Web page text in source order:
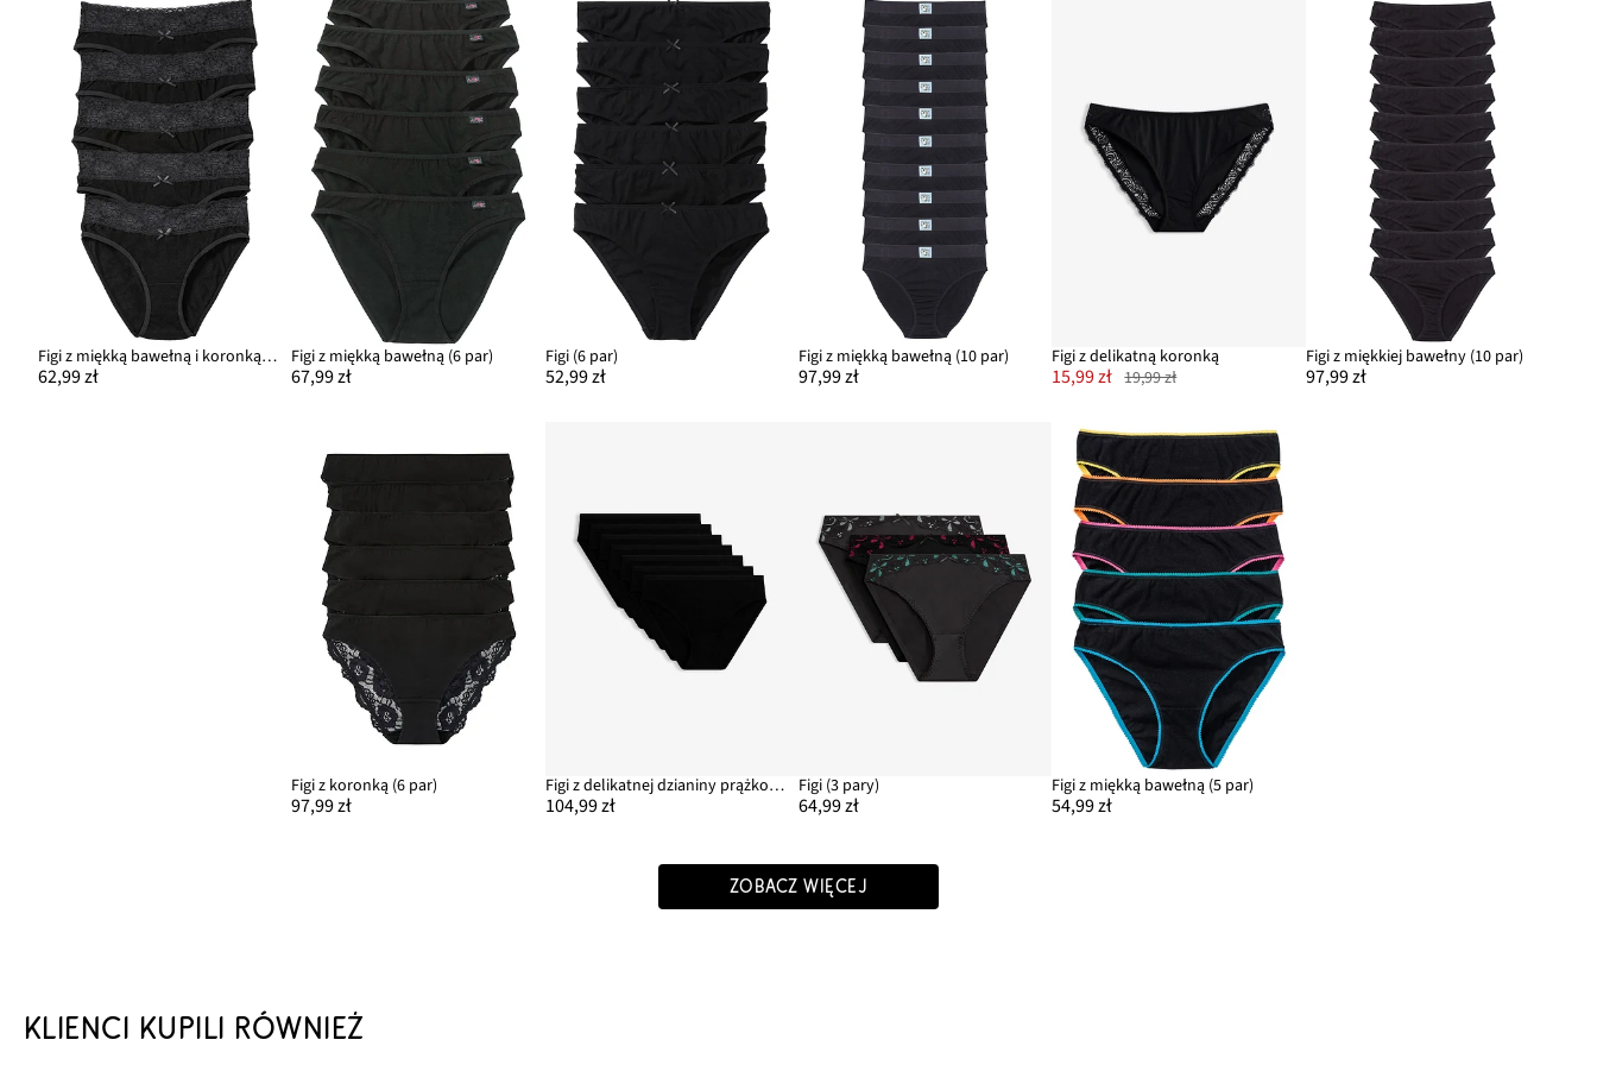
Figi z miękką bawełną i koronką (5 par)
62,99 zł
Figi z miękką bawełną (6 par)
67,99 zł
Figi (6 par)
52,99 zł
Figi z miękką bawełną (10 par)
97,99 zł
Figi z delikatną koronką
15,99 zł 19,99 zł
Figi z miękkiej bawełny (10 par)
97,99 zł
Figi z koronką (6 par)
97,99 zł
Figi z delikatnej dzianiny prążkowanej (7 par)
104,99 zł
Figi (3 pary)
64,99 zł
Figi z miękką bawełną (5 par)
54,99 zł
ZOBACZ WIĘCEJ
KLIENCI KUPILI RÓWNIEŻ